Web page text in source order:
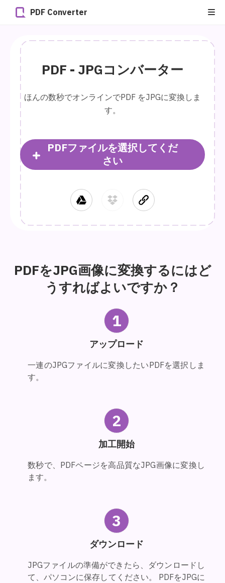
PDF Converter
PDF - JPGコンバーター
ほんの数秒でオンラインでPDF をJPGに変換しま
す。
PDFファイルを選択してくだ
さい
PDFをJPG画像に変換するにはど
うすればよいですか？
1
アップロード
一連のJPGファイルに変換したいPDFを選択しま
す。
2
加工開始
数秒で、PDFページを高品質なJPG画像に変換し
ます。
3
ダウンロード
JPGファイルの準備ができたら、ダウンロードし
て、パソコンに保存してください。 PDFをJPGに